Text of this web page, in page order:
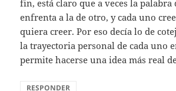
fin, está claro que a veces la palabra
enfrenta a la de otro, y cada uno
quiera creer. Por eso decía lo de
la trayectoria personal de cada uno
permite hacerse una idea más real
RESPONDER